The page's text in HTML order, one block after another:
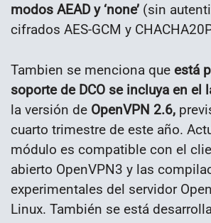
modos AEAD y ‘none’ (sin
cifrados AES-GCM y
Tambien se menciona que está
soporte de DCO se incluya en el
la versión de OpenVPN 2.6,
cuarto trimestre de este año.
módulo es compatible con el
abierto OpenVPN3 y las
experimentales del servidor
Linux. También se está